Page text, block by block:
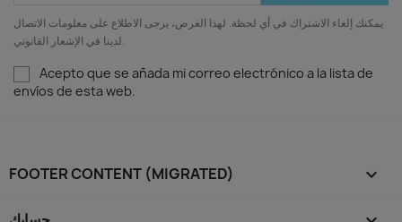
يمكنك إلغاء الاشتراك في أي لحظة. لهذا الغرض، يرجى الاطلاع على معلومات الاتصال
لدينا في الإشعار القانوني.
Acepto que se añada mi correo electrónico a la lista de
envíos de esta web.
FOOTER CONTENT (MIGRATED) 